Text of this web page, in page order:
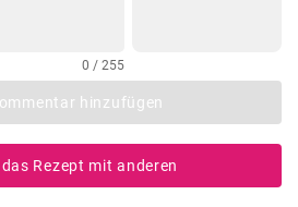
0 / 255
hinzufügen
das Rezept mit anderen